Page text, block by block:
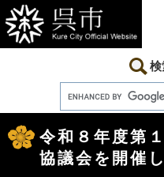
ー
ジ
の
ニ
ュ
ー
本
検
文
令和８年度第
協議会を開催